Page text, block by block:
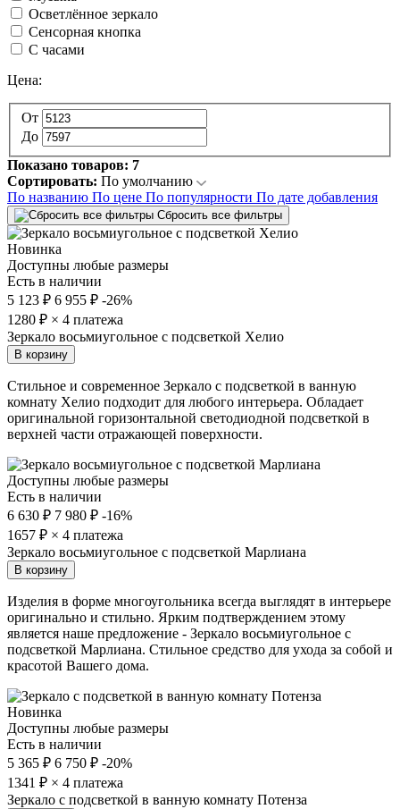
Осветлённое зеркало
Сенсорная кнопка
С часами
Цена:
От
До
Показано товаров: 7
Сортировать: По умолчанию
По названию По цене По популярности По дате добавления
Сбросить все фильтры
Новинка
Доступны любые размеры
Есть в наличии
5 123 ₽ 6 955 ₽ -26%
1280 ₽ × 4 платежа
Зеркало восьмиугольное с подсветкой Хелио
В корзину
Стильное и современное Зеркало с подсветкой в ванную
комнату Хелио подходит для любого интерьера. Обладает
оригинальной горизонтальной светодиодной подсветкой в
верхней части отражающей поверхности.
Доступны любые размеры
Есть в наличии
6 630 ₽ 7 980 ₽ -16%
1657 ₽ × 4 платежа
Зеркало восьмиугольное с подсветкой Марлиана
В корзину
Изделия в форме многоугольника всегда выглядят в интерьере
оригинально и стильно. Ярким подтверждением этому
является наше предложение - Зеркало восьмиугольное с
подсветкой Марлиана. Стильное средство для ухода за собой и
красотой Вашего дома.
Новинка
Доступны любые размеры
Есть в наличии
5 365 ₽ 6 750 ₽ -20%
1341 ₽ × 4 платежа
Зеркало с подсветкой в ванную комнату Потенза